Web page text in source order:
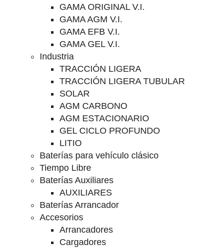
GAMA ORIGINAL V.I.
GAMA AGM V.I.
GAMA EFB V.I.
GAMA GEL V.I.
Industria
TRACCIÓN LIGERA
TRACCIÓN LIGERA TUBULAR
SOLAR
AGM CARBONO
AGM ESTACIONARIO
GEL CICLO PROFUNDO
LITIO
Baterías para vehículo clásico
Tiempo Libre
Baterías Auxiliares
AUXILIARES
Baterías Arrancador
Accesorios
Arrancadores
Cargadores